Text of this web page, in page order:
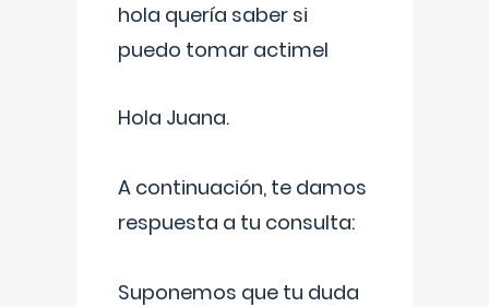
hola quería saber si
puedo tomar actimel
Hola Juana.
A continuación, te damos
respuesta a tu consulta:
Suponemos que tu duda